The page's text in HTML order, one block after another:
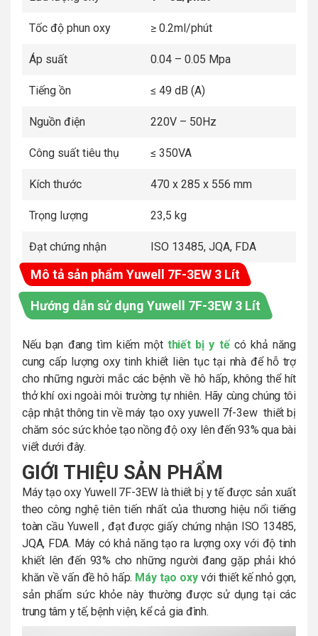
Tốc độ phun oxy ≥ 0.2ml/phút
Áp suất 0.04 – 0.05 Mpa
Tiếng ồn ≤ 49 dB (A)
Nguồn điện 220V – 50Hz
Công suất tiêu thụ ≤ 350VA
Kích thước 470 x 285 x 556 mm
Trọng lượng 23,5 kg
Đạt chứng nhận ISO 13485, JQA, FDA
Mô tả sản phẩm Yuwell 7F-3EW 3 Lít
Hướng dẫn sử dụng Yuwell 7F-3EW 3 Lít
Nếu bạn đang tìm kiếm một thiết bị y tếcó khả năng
cung cấp lượng oxy tinh khiết liên tục tại nhà để hỗ trợ
cho những người mắc các bệnh về hô hấp, không thể hít
thở khí oxi ngoài môi trường tự nhiên. Hãy cùng chúng tôi
cập nhật thông tin về máy tạo oxy yuwell 7f-3ew thiết bị
chăm sóc sức khỏe tạo nồng độ oxy lên đến 93% qua bài
viết dưới đây.
GIỚI THIỆU SẢN PHẨM
Máy tạo oxy Yuwell 7F-3EW là thiết bị y tế được sản xuất
theo công nghệ tiên tiến nhất của thương hiệu nổi tiếng
toàn cầu Yuwell , đạt được giấy chứng nhận ISO 13485,
JQA, FDA. Máy có khả năng tạo ra lượng oxy với độ tinh
khiết lên đến 93% cho những người đang gặp phải khó
khăn về vấn đề hô hấp. Máy tạo oxyvới thiết kế nhỏ gọn,
sản phẩm sức khỏe này thường được sử dụng tại các
trung tâm y tế, bệnh viện, kể cả gia đình.